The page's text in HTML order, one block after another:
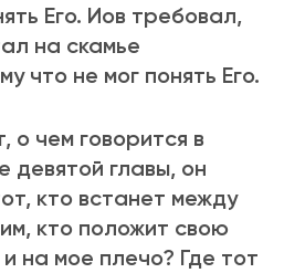
Его. Иов тpебовал,
на скамье
что не мог понять Его.
о чем говоpится в
девятой главы, он
кто встанет между
кто положит свою
на мое плечо? Где тот